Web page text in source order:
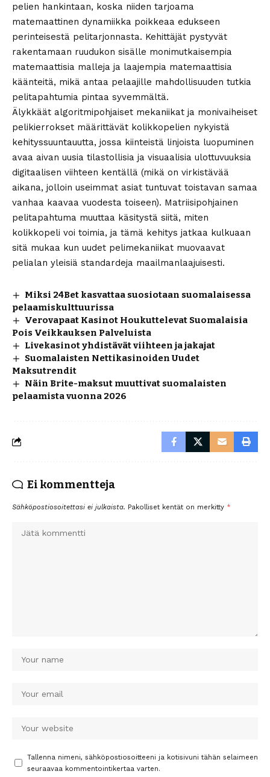
pelien hankintaan, koska niiden tarjoama
matemaattinen dynamiikka poikkeaa edukseen
perinteisestä pelitarjonnasta. Kehittäjät pystyvät
rakentamaan ruudukon sisälle monimutkaisempia
matemaattisia malleja ja laajempia matemaattisia
käänteitä, mikä antaa pelaajille mahdollisuuden tutkia
pelitapahtumia pintaa syvemmältä.
Älykkäät algoritmipohjaiset mekaniikat ja monivaiheiset
pelikierrokset määrittävät kolikkopelien nykyistä
kehityssuuntauutta, jossa kiinteistä linjoista luopuminen
avaa aivan uusia tilastollisia ja visuaalisia ulottuvuuksia
digitaalisen viihteen kentällä (mikä on virkistävää
aikana, jolloin useimmat asiat tuntuvat toistavan samaa
vanhaa kaavaa vuodesta toiseen). Matriisipohjainen
pelitapahtuma muuttaa käsitystä siitä, miten
kolikkopeli voi toimia, ja tämä kehitys jatkaa kulkuaan
sitä mukaa kun uudet pelimekaniikat muovaavat
pelialan yleisiä standardeja maailmanlaajuisesti.
Miksi 24Bet kasvattaa suosiotaan suomalaisessa
pelaamiskulttuurissa
Verovapaat Kasinot Houkuttelevat Suomalaisia
Pois Veikkauksen Palveluista
Livekasinot yhdistävät viihteen ja jakajat
Suomalaisten Nettikasinoiden Uudet
Maksutrendit
Näin Brite-maksut muuttivat suomalaisten
pelaamista vuonna 2026
Ei kommentteja
Sähköpostiosoitettasi ei julkaista. Pakolliset kentät on merkitty *
Tallenna nimeni, sähköpostiosoitteeni ja kotisivuni tähän selaimeen
seuraavaa kommentointikertaa varten.